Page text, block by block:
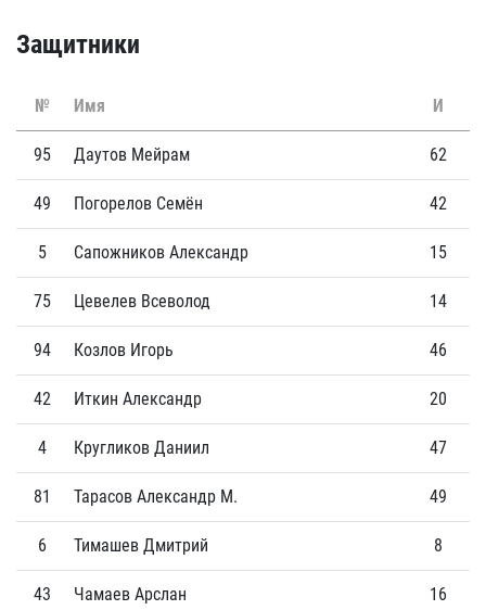
Защитники
№ Имя И
95 Даутов Мейрам 62
49 Погорелов Семён 42
5 Сапожников Александр 15
75 Цевелев Всеволод 14
94 Козлов Игорь 46
42 Иткин Александр 20
4 Кругликов Даниил 47
81 Тарасов Александр М. 49
6 Тимашев Дмитрий 8
43 Чамаев Арслан 16